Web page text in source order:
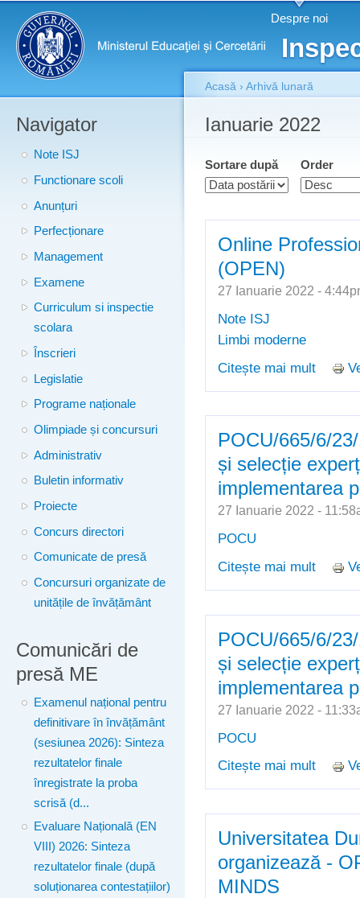
Meniu principal Despre noi
Navigator
Note ISJ
Functionare scoli
Anunțuri
Perfecționare
Management
Examene
Curriculum si inspectie
scolara
Înscrieri
Legislatie
Programe naționale
Olimpiade și concursuri
Administrativ
Buletin informativ
Proiecte
Concurs directori
Comunicate de presă
Concursuri organizate de
unitățile de învățământ
Comunicări de
presă ME
Examenul național pentru
definitivare în învățământ
(sesiunea 2026): Sinteza
rezultatelor finale
înregistrate la proba
scrisă (d...
Evaluare Națională (EN
VIII) 2026: Sinteza
rezultatelor finale (după
soluționarea contestațiilor)
Eşti aici
Acasă › Arhivă lunară
Ianuarie 2022
Sortare după Order
Online
(OPEN)
27 Ianuarie 2022 -
Note ISJ
Limbi moderne
Citește mai mult
POCU/665/6/
și selecție
implementarea
27 Ianuarie 2022 -
POCU
Citește mai mult
POCU/665/6/
și selecție
implementarea
27 Ianuarie 2022 -
POCU
Citește mai mult
Universitatea
organizează -
MINDS